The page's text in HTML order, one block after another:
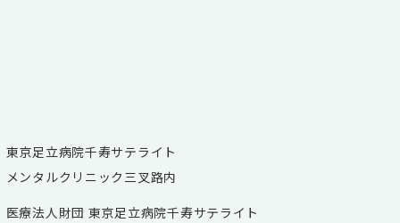
東京足立病院千寿サテライト
メンタルクリニック三叉路内
医療法人財団 東京足立病院千寿サテライト